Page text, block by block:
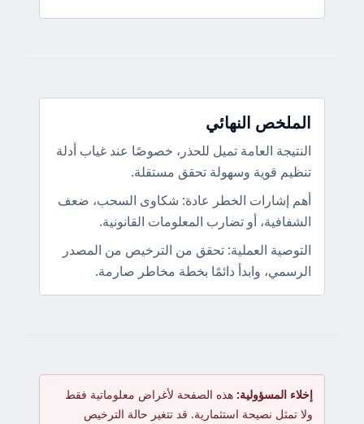
الملخص النهائي
النتيجة العامة تميل للحذر، خصوصًا عند غياب أدلة
تنظيم قوية وسهولة تحقق مستقلة.
أهم إشارات الخطر عادة: شكاوى السحب، ضعف
الشفافية، أو تضارب المعلومات القانونية.
التوصية العملية: تحقق من الترخيص من المصدر
الرسمي، وابدأ دائمًا بخطة مخاطر صارمة.
إخلاء المسؤولية: هذه الصفحة لأغراض معلوماتية فقط
ولا تمثل نصيحة استثمارية. قد تتغير حالة الترخيص